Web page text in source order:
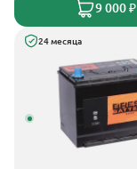
9 000 ₽
24 месяца